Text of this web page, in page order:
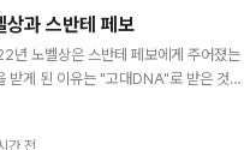
의 새로운 종을 소개하고, 해당 시대 주요
나타나는 진화적 특성의 순서에 대한
제기한다."이번 논문은 현대 영장류 계
치한 영장류과인 오모미드Omomyid의
과 스반테 페보
년 노벨상은 스반테 페보에게 주어졌는
받게 된 이유는 "고대DNA"로 받은 것이
간 전